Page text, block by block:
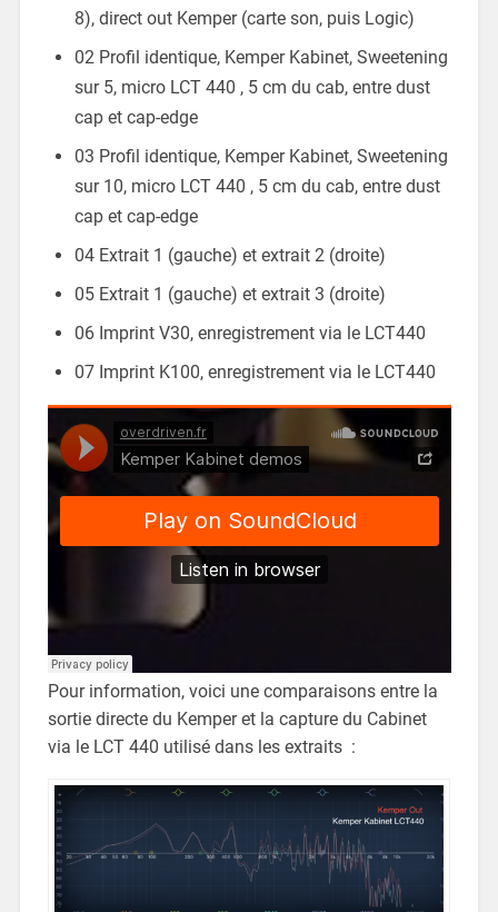
8), direct out Kemper (carte son, puis Logic)
02 Profil identique, Kemper Kabinet, Sweetening
sur 5, micro LCT 440 , 5 cm du cab, entre dust
cap et cap-edge
03 Profil identique, Kemper Kabinet, Sweetening
sur 10, micro LCT 440 , 5 cm du cab, entre dust
cap et cap-edge
04 Extrait 1 (gauche) et extrait 2 (droite)
05 Extrait 1 (gauche) et extrait 3 (droite)
06 Imprint V30, enregistrement via le LCT440
07 Imprint K100, enregistrement via le LCT440
Pour information, voici une comparaisons entre la
sortie directe du Kemper et la capture du Cabinet
via le LCT 440 utilisé dans les extraits :